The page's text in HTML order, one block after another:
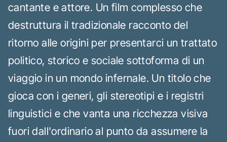
cantante e attore. Un film complesso che
destruttura il tradizionale racconto del
ritorno alle origini per presentarci un trattato
politico, storico e sociale sottoforma di un
viaggio in un mondo infernale. Un titolo che
gioca con i generi, gli stereotipi e i registri
linguistici e che vanta una ricchezza visiva
fuori dall'ordinario al punto da assumere la